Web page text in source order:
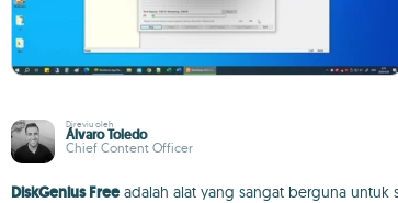
Direviu oleh
Álvaro Toledo
Chief Content Officer
DiskGenius Free adalah alat yang sangat berguna